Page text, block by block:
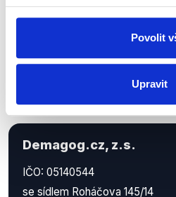
Povolit
Upravit
Demagog.cz, z.s.
IČO: 05140544
se sídlem Roháčova 145/14